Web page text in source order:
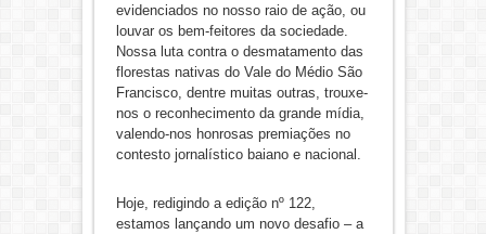
evidenciados no nosso raio de ação, ou
louvar os bem-feitores da sociedade.
Nossa luta contra o desmatamento das
florestas nativas do Vale do Médio São
Francisco, dentre muitas outras, trouxe-
nos o reconhecimento da grande mídia,
valendo-nos honrosas premiações no
contesto jornalístico baiano e nacional.
Hoje, redigindo a edição nº 122,
estamos lançando um novo desafio – a